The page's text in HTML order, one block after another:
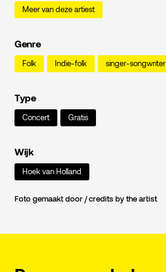
Meer van deze artiest
Genre
Folk Indie-folk singer-songwriter
Type
Concert Gratis
Wijk
Hoek van Holland
Foto gemaakt door / credits by the artist